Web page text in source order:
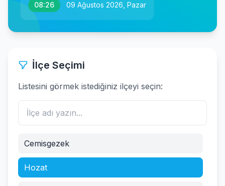
08:26 09 Ağustos 2026, Pazar
İlçe Seçimi
Listesini görmek istediğiniz ilçeyi seçin:
Cemisgezek
Hozat